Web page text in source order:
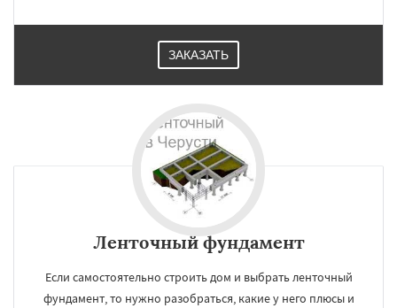
ЗАКАЗАТЬ
Ленточный фундамент
Если самостоятельно строить дом и выбрать ленточный
фундамент, то нужно разобраться, какие у него плюсы и